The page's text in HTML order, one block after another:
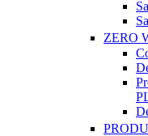
ZERO